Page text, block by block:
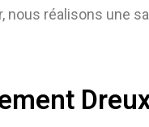
réalisons une